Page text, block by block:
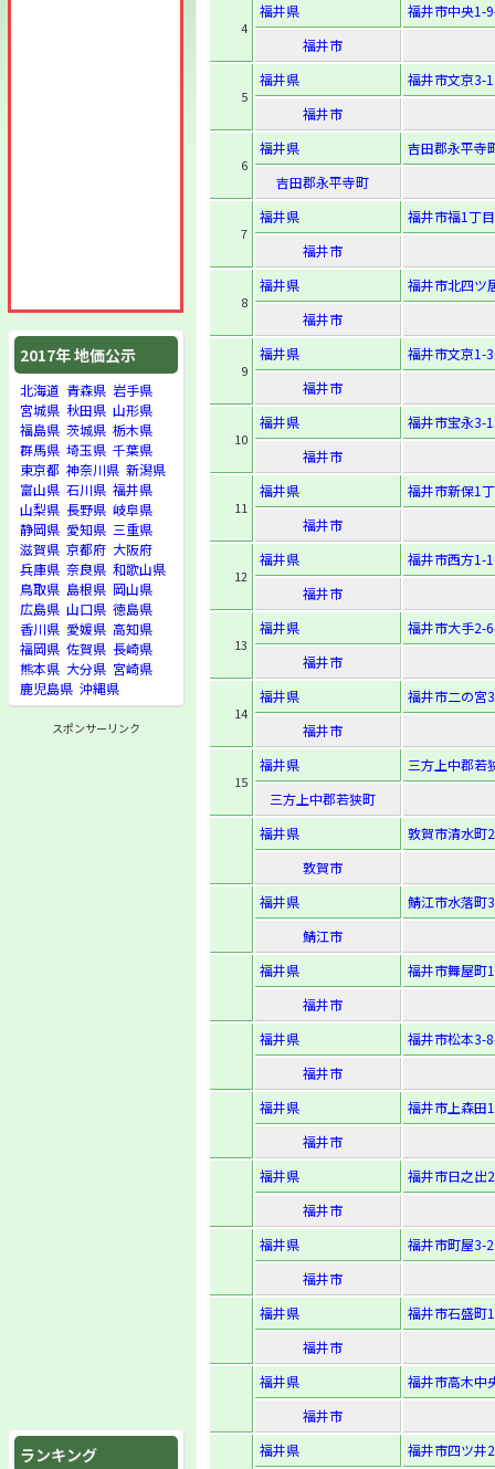
2017年 地価公示
北海道 青森県 岩手県
宮城県 秋田県 山形県
福島県 茨城県 栃木県
群馬県 埼玉県 千葉県
東京都 神奈川県 新潟県
富山県 石川県 福井県
山梨県 長野県 岐阜県
静岡県 愛知県 三重県
滋賀県 京都府 大阪府
兵庫県 奈良県 和歌山県
鳥取県 島根県 岡山県
広島県 山口県 徳島県
香川県 愛媛県 高知県
福岡県 佐賀県 長崎県
熊本県 大分県 宮崎県
鹿児島県 沖縄県
スポンサーリンク
ランキング
4
福井県
福井市中央1-
福井市
5
福井県
福井市文京3-
福井市
6
福井県
吉田郡永平寺
吉田郡永平寺町
7
福井県
福井市福1丁
福井市
8
福井県
福井市北四ツ
福井市
9
福井県
福井市文京1-
福井市
10
福井県
福井市宝永3-
福井市
11
福井県
福井市新保1
福井市
12
福井県
福井市西方1-
福井市
13
福井県
福井市大手2-
福井市
14
福井県
福井市二の宮
福井市
15
福井県
三方上中郡若
三方上中郡若狭町
福井県
敦賀市清水町
敦賀市
福井県
鯖江市水落町
鯖江市
福井県
福井市舞屋町
福井市
福井県
福井市松本3-
福井市
福井県
福井市上森田
福井市
福井県
福井市日之出
福井市
福井県
福井市町屋3-
福井市
福井県
福井市石盛町
福井市
福井県
福井市高木中
福井市
福井県
福井市四ツ井